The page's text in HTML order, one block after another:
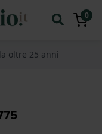
0
oltre 25 anni